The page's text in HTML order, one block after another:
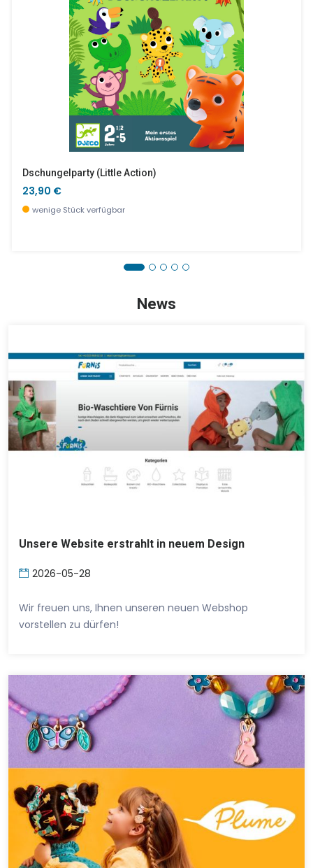
Dschungelparty (little Action)
23,90 €
wenige Stück verfügbar
News
Unsere Website erstrahlt in neuem Design
2026-05-28
Wir freuen uns, Ihnen unseren neuen Webshop
vorstellen zu dürfen!